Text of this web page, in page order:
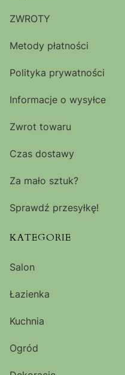
ZWROTY
Metody płatności
Polityka prywatności
Informacje o wysyłce
Zwrot towaru
Czas dostawy
Za mało sztuk?
Sprawdź przesyłkę!
KATEGORIE
Salon
Łazienka
Kuchnia
Ogród